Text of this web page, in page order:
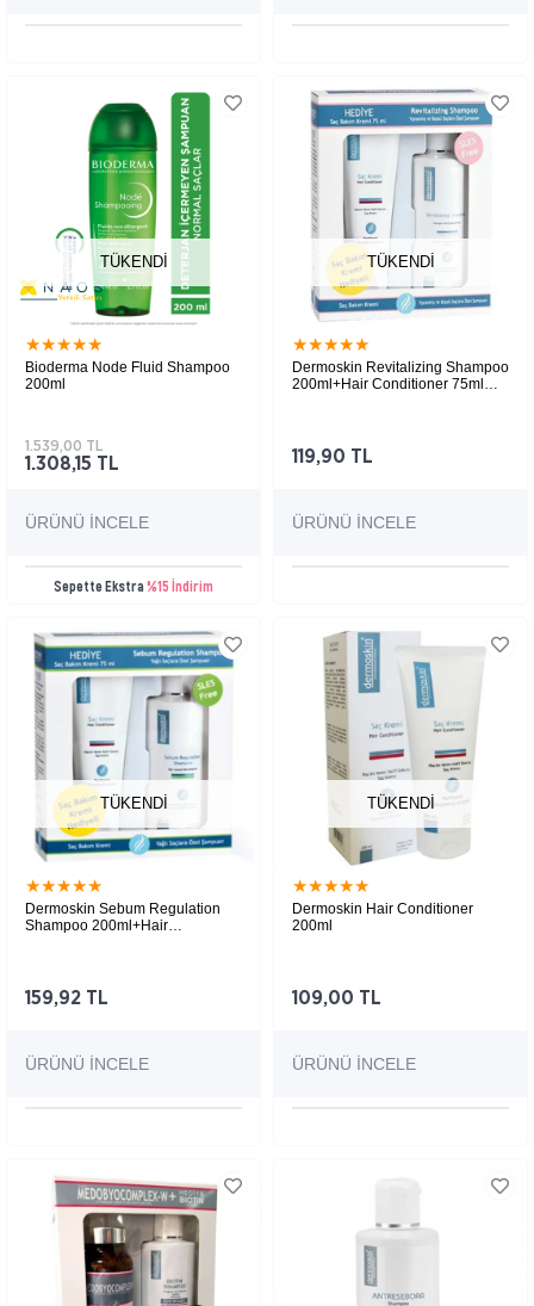
TÜKENDI
★★★★★
Bioderma Node Fluid Shampoo
200ml
1.308,15 TL
1.539,00 TL
Sepette Ekstra%15 İndirim
ÜRÜNÜ İNCELE
TÜKENDI
★★★★★
​Dermoskin Revitalizing Shampoo
200ml+Hair Conditioner 75ml
119,90 TL
ÜRÜNÜ İNCELE
TÜKENDI
★★★★★
Dermoskin Sebum Regulation
Shampoo 200ml+Hair
159,92 TL
ÜRÜNÜ İNCELE
TÜKENDI
★★★★★
Dermoskin Hair Conditioner
200ml
109,00 TL
ÜRÜNÜ İNCELE